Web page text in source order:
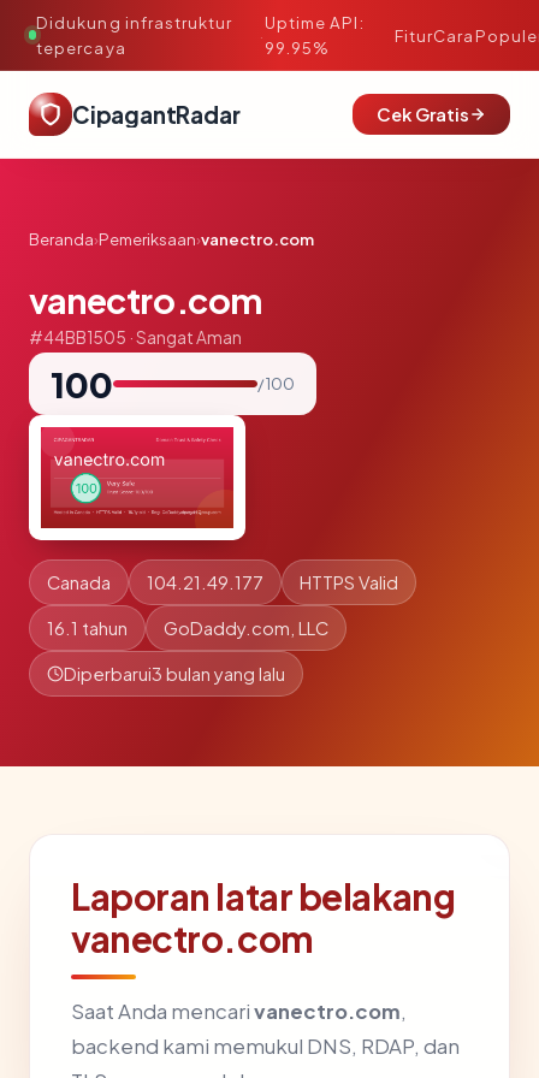
Didukung infrastruktur
tepercaya
·
Uptime API:
99.95%
FiturCara
CipagantRadar Cek Gratis
Beranda›Pemeriksaan›vanectro.com
vanectro.com
#44BB1505 · Sangat Aman
100 / 100
Canada 104.21.49.177 HTTPS Valid
16.1 tahun GoDaddy.com, LLC
Diperbarui3 bulan yang lalu
Laporan latar belakang
vanectro.com
Saat Anda mencarivanectro.com,
backend kami memukul DNS, RDAP, dan